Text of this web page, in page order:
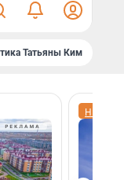
Татьяны Ким